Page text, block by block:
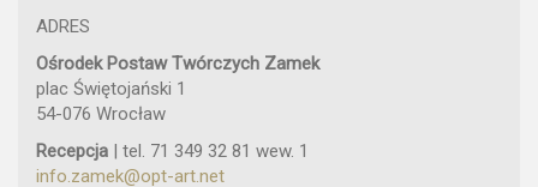
ADRES
Ośrodek Postaw Twórczych Zamek
plac Świętojański 1
54-076 Wrocław
Recepcja | tel. 71 349 32 81 wew. 1
info.zamek@opt-art.net